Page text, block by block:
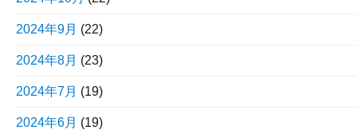
2024年9月 (22)
2024年8月 (23)
2024年7月 (19)
2024年6月 (19)